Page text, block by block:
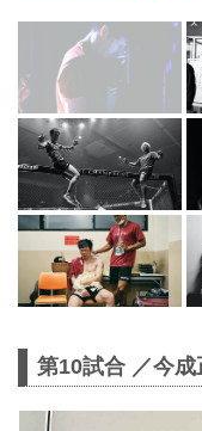
第10試合 ／今